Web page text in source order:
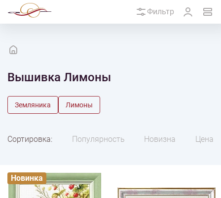
Фильтр
Вышивка Лимоны
Земляника Лимоны
Сортировка: Популярность Новизна Цена
Новинка